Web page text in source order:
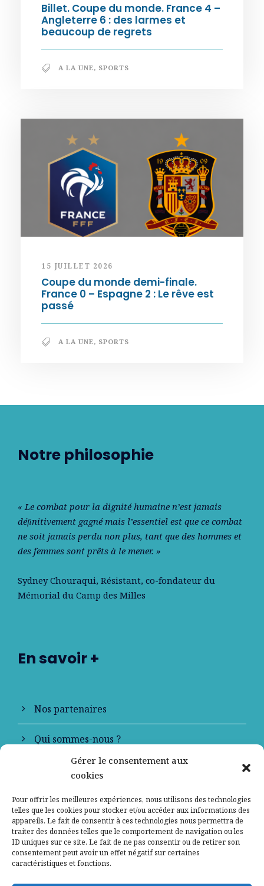
Gérer le consentement aux
cookies
Pour offrir les meilleures expériences, nous utilisons des technologies
telles que les cookies pour stocker et/ou accéder aux informations des
appareils. Le fait de consentir à ces technologies nous permettra de
traiter des données telles que le comportement de navigation ou les
ID uniques sur ce site. Le fait de ne pas consentir ou de retirer son
consentement peut avoir un effet négatif sur certaines
caractéristiques et fonctions.
Billet. Coupe du monde. France 4 –
Angleterre 6 : des larmes et
beaucoup de regrets
A LA UNE, SPORTS
15 JUILLET 2026
Coupe du monde demi-finale.
France 0 – Espagne 2 : Le rêve est
passé
A LA UNE, SPORTS
Notre philosophie
« Le combat pour la dignité humaine n’est jamais
déﬁnitivement gagné mais l’essentiel est que ce combat
ne soit jamais perdu non plus, tant que des hommes et
des femmes sont prêts à le mener. »
Sydney Chouraqui, Résistant, co-fondateur du
Mémorial du Camp des Milles
En savoir +
Nos partenaires
Qui sommes-nous ?
Contactez-nous
Mentions légales
Politique de confidentialité